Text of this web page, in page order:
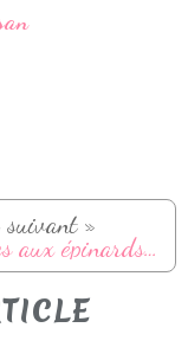
»
Gaufres aux épinards et parmesan